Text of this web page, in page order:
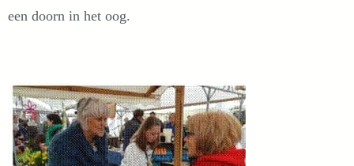
een doorn in het oog.